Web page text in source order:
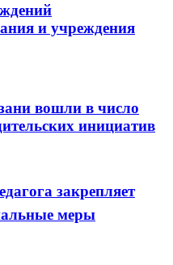
и учреждения
вошли в число
инициатив
закрепляет
меры